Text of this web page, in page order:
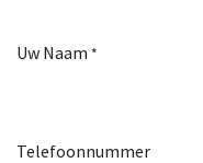
Uw Naam *
Telefoonnummer